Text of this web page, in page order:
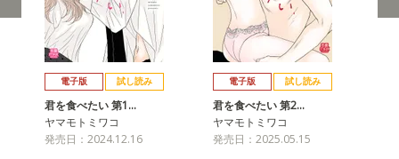
電子版 試し読み
君を食べたい 第1…
ヤマモトミワコ
発売日：2024.12.16
電子版 試し読み
君を食べたい 第2…
ヤマモトミワコ
発売日：2025.05.15